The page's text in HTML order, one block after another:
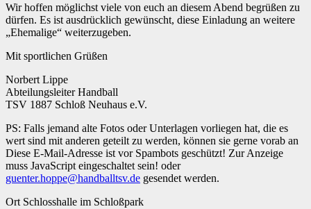
Wir hoffen möglichst viele von euch an diesem Abend begrüßen zu
dürfen. Es ist ausdrücklich gewünscht, diese Einladung an weitere
„Ehemalige“ weiterzugeben.
Mit sportlichen Grüßen
Norbert Lippe
Abteilungsleiter Handball
TSV 1887 Schloß Neuhaus e.V.
PS: Falls jemand alte Fotos oder Unterlagen vorliegen hat, die es
wert sind mit anderen geteilt zu werden, können sie gerne vorab an
Diese E-Mail-Adresse ist vor Spambots geschützt! Zur Anzeige
muss JavaScript eingeschaltet sein! oder
guenter.hoppe@handballtsv.de gesendet werden.
Ort Schlosshalle im Schloßpark